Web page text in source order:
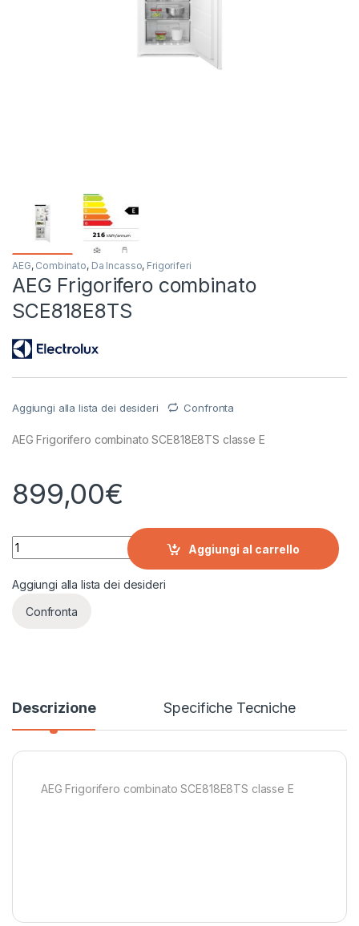
AEG, Combinato, Da Incasso, Frigoriferi
AEG Frigorifero combinato
SCE818E8TS
Aggiungi alla lista dei desideri Confronta
AEG Frigorifero combinato SCE818E8TS classe E
899,00€
AEG Frigorifero combinato SCE818E8TS quantity
Aggiungi al carrello
Aggiungi alla lista dei desideri
Confronta
Descrizione Specifiche Tecniche
AEG Frigorifero combinato SCE818E8TS classe E